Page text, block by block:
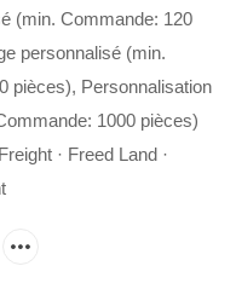
(min. Commande: 120
personnalisé (min.
pièces), Personnalisation
1000 pièces)
· Freed Land ·